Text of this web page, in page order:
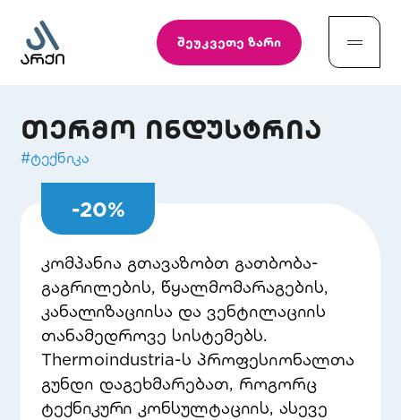
შეუკვეთე ზარი
თერმო ინდუსტრია
#ტექნიკა
-20%
კომპანია გთავაზობთ გათბობა-
გაგრილების, წყალმომარაგების,
კანალიზაციისა და ვენტილაციის
თანამედროვე სისტემებს.
Thermoindustria-ს პროფესიონალთა
გუნდი დაგეხმარებათ, როგორც
ტექნიკური კონსულტაციის, ასევე